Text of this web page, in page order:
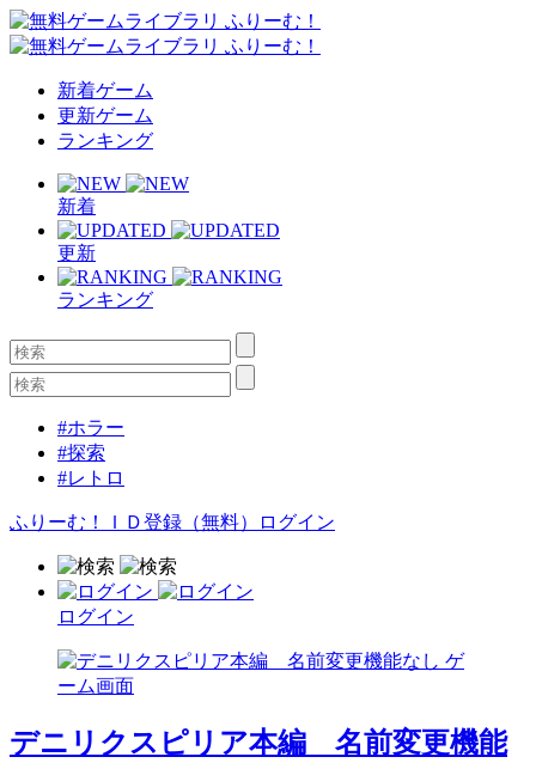
新着ゲーム
更新ゲーム
ランキング
新着
更新
ランキング
#ホラー
#探索
#レトロ
ふりーむ！ＩＤ登録（無料） ログイン
ログイン
デニリクスピリア本編 名前変更機能